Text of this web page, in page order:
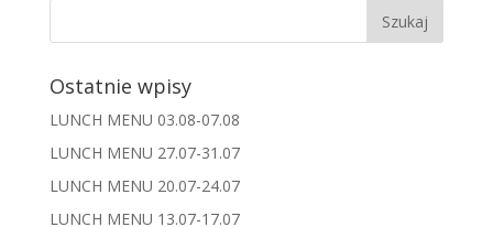
Ostatnie wpisy
LUNCH MENU 03.08-07.08
LUNCH MENU 27.07-31.07
LUNCH MENU 20.07-24.07
LUNCH MENU 13.07-17.07